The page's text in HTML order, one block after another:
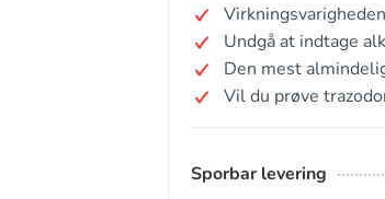
Undgå at indtage
Den mest
Vil du prøve
Sporbar levering